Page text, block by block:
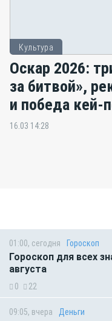
Культура
Оскар 2026:
за битвой»,
и победа кей-
16.03 14:28
01:00, сегодня Гороскоп
Гороскоп для всех
августа
0 22
09:05, вчера Деньги